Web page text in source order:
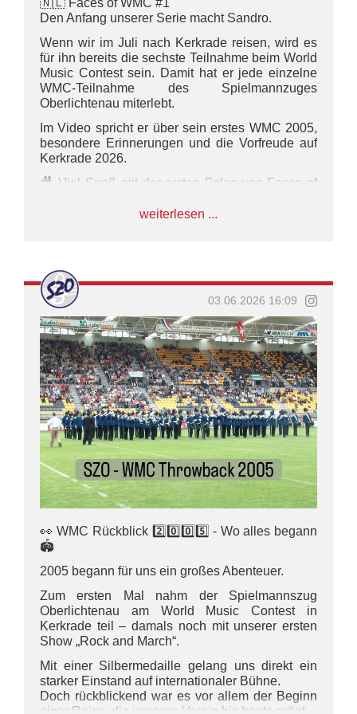
🇳🇱 Faces of WMC #1
Den Anfang unserer Serie macht Sandro.
Wenn wir im Juli nach Kerkrade reisen, wird es
für ihn bereits die sechste Teilnahme beim World
Music Contest sein. Damit hat er jede einzelne
WMC-Teilnahme des Spielmannzuges
Oberlichtenau miterlebt.
Im Video spricht er über sein erstes WMC 2005,
besondere Erinnerungen und die Vorfreude auf
Kerkrade 2026.
🎥 Viel Spaß mit der ersten Folge von Faces of
#WMC2026 #szoroadtowmc
weiterlesen ...
03.06.2026 16:09
👀 WMC Rückblick 2️⃣0️⃣0️⃣5️⃣ - Wo alles begann
🏟️
2005 begann für uns ein großes Abenteuer.
Zum ersten Mal nahm der Spielmannszug
Oberlichtenau am World Music Contest in
Kerkrade teil – damals noch mit unserer ersten
Show „Rock and March“.
Mit einer Silbermedaille gelang uns direkt ein
starker Einstand auf internationaler Bühne.
Doch rückblickend war es vor allem der Beginn